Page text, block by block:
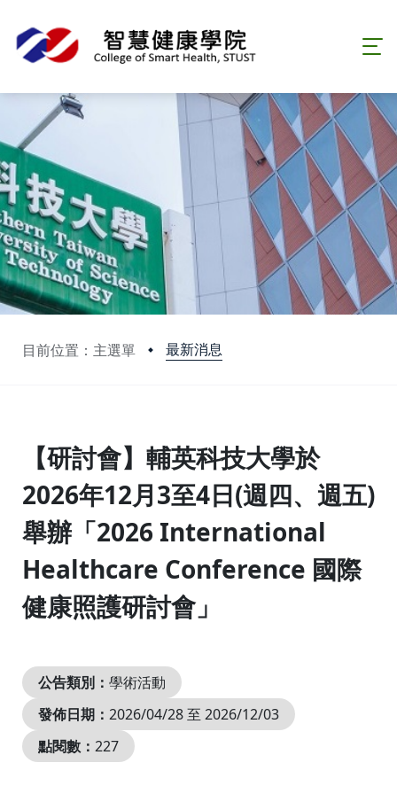
目前位置：主選單 最新消息
【研討會】輔英科技大學於
2026年12月3至4日(週四、週五)
舉辦「2026 International
Healthcare Conference 國際
健康照護研討會」
公告類別： 學術活動
發佈日期： 2026/04/28 至 2026/12/03
點閱數： 227